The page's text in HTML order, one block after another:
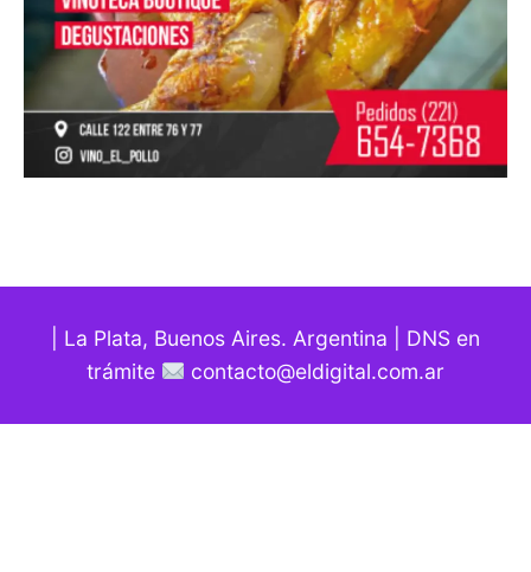
| La Plata, Buenos Aires. Argentina | DNS en
trámite
contacto@eldigital.com.ar